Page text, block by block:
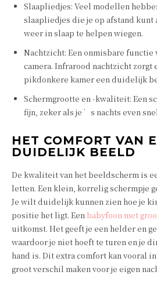
Slaapliedjes: Veel modellen
slaapliedjes die je op afstand kunt
weer in slaap te helpen wiegen.
Nachtzicht: Een onmisbare functie
camera. Infrarood nachtzicht zorgt
pikdonkere kamer een duidelijk
Schermgrootte en -kwaliteit: Een
fijn, zeker als je ’s nachts even
HET COMFORT VAN
DUIDELIJK BEELD
De kwaliteit van het beeldscherm is
letten. Een klein, korrelig schermpje
Je wilt duidelijk kunnen zien hoe je
positie het ligt. Een babyfoon met
uitkomst. Het geeft je een helder en
waardoor je niet hoeft te turen en je
hand is. Dit extra comfort kan vooral
groot verschil maken voor je eigen